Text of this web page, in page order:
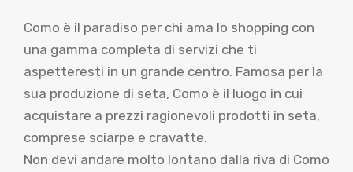
Como è il paradiso per chi ama lo shopping con
una gamma completa di servizi che ti
aspetteresti in un grande centro. Famosa per la
sua produzione di seta, Como è il luogo in cui
acquistare a prezzi ragionevoli prodotti in seta,
comprese sciarpe e cravatte.
Non devi andare molto lontano dalla riva di Como